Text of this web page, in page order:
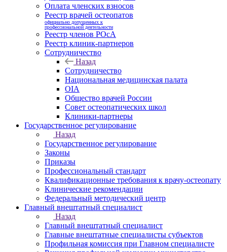
Оплата членских взносов
Реестр врачей остеопатов
официально допущенных к
профессиональной деятельности
Реестр членов РОсА
Реестр клиник-партнеров
Сотрудничество
Назад
Сотрудничество
Национальная медицинская палата
OIA
Общество врачей России
Совет остеопатических школ
Клиники-партнеры
Государственное регулирование
Назад
Государственное регулирование
Законы
Приказы
Профессиональный стандарт
Квалификационные требования к врачу-остеопату
Клинические рекомендации
Федеральный методический центр
Главный внештатный специалист
Назад
Главный внештатный специалист
Главные внештатные специалисты субъектов
Профильная комиссия при Главном специалисте